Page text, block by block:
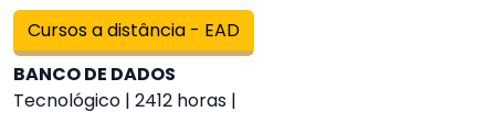
Cursos a distância - EAD
BANCO DE DADOS
Tecnológico | 2412 horas |